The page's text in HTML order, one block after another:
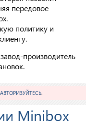
передовое
политику и
производитель
АВТОРИЗУЙТЕСЬ.
Minibox